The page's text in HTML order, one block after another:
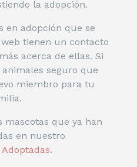
la adopción.
en adopción que se
tienen un contacto
acerca de ellas. Si
seguro que
miembro para tu
mascotas que ya han
en nuestro
Adoptadas.